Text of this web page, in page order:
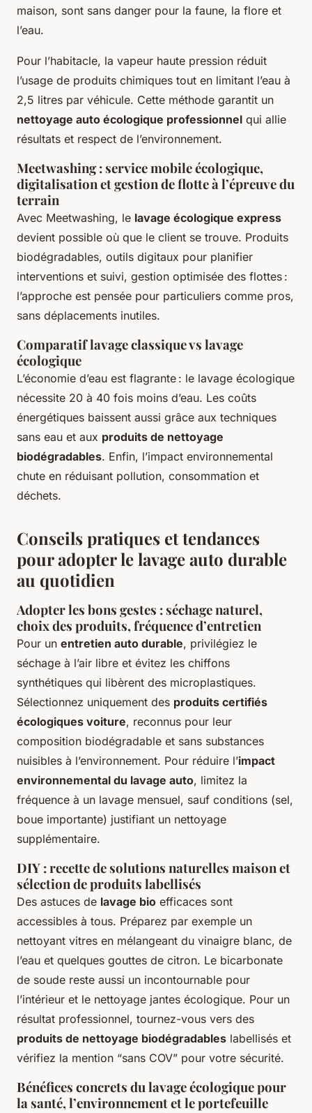
maison, sont sans danger pour la faune, la flore et
l’eau.
Pour l’habitacle, la vapeur haute pression réduit
l’usage de produits chimiques tout en limitant l’eau à
2,5 litres par véhicule. Cette méthode garantit un
nettoyage auto écologique professionnel qui allie
résultats et respect de l’environnement.
Meetwashing : service mobile écologique,
digitalisation et gestion de flotte à l’épreuve du
terrain
Avec Meetwashing, le lavage écologique express
devient possible où que le client se trouve. Produits
biodégradables, outils digitaux pour planifier
interventions et suivi, gestion optimisée des flottes :
l’approche est pensée pour particuliers comme pros,
sans déplacements inutiles.
Comparatif lavage classique vs lavage
écologique
L’économie d’eau est flagrante : le lavage écologique
nécessite 20 à 40 fois moins d’eau. Les coûts
énergétiques baissent aussi grâce aux techniques
sans eau et aux produits de nettoyage
biodégradables. Enfin, l’impact environnemental
chute en réduisant pollution, consommation et
déchets.
Conseils pratiques et tendances
pour adopter le lavage auto durable
au quotidien
Adopter les bons gestes : séchage naturel,
choix des produits, fréquence d’entretien
Pour un entretien auto durable, privilégiez le
séchage à l’air libre et évitez les chiffons
synthétiques qui libèrent des microplastiques.
Sélectionnez uniquement des produits certifiés
écologiques voiture, reconnus pour leur
composition biodégradable et sans substances
nuisibles à l’environnement. Pour réduire l’impact
environnemental du lavage auto, limitez la
fréquence à un lavage mensuel, sauf conditions (sel,
boue importante) justifiant un nettoyage
supplémentaire.
DIY : recette de solutions naturelles maison et
sélection de produits labellisés
Des astuces de lavage bio efficaces sont
accessibles à tous. Préparez par exemple un
nettoyant vitres en mélangeant du vinaigre blanc, de
l’eau et quelques gouttes de citron. Le bicarbonate
de soude reste aussi un incontournable pour
l’intérieur et le nettoyage jantes écologique. Pour un
résultat professionnel, tournez-vous vers des
produits de nettoyage biodégradables labellisés et
vérifiez la mention “sans COV” pour votre sécurité.
Bénéfices concrets du lavage écologique pour
la santé, l’environnement et le portefeuille